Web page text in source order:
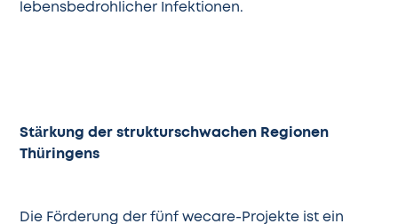
lebensbedrohlicher Infektionen.
Stärkung der strukturschwachen Regionen
Thüringens
Die Förderung der fünf wecare-Projekte ist ein